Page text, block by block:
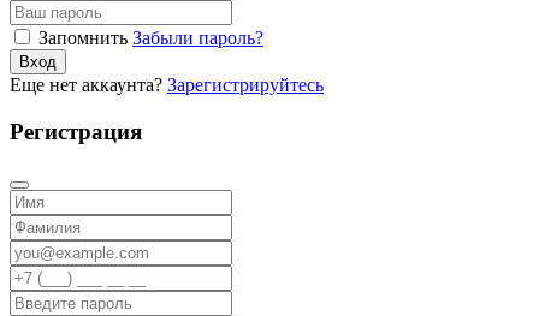
Запомнить Забыли пароль?
Вход
Еще нет аккаунта? Зарегистрируйтесь
Регистрация